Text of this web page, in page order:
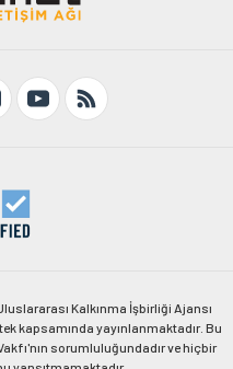
Kalkınma İşbirliği Ajansı
kapsamında yayınlanmaktadır. Bu
sorumluluğundadır ve hiçbir